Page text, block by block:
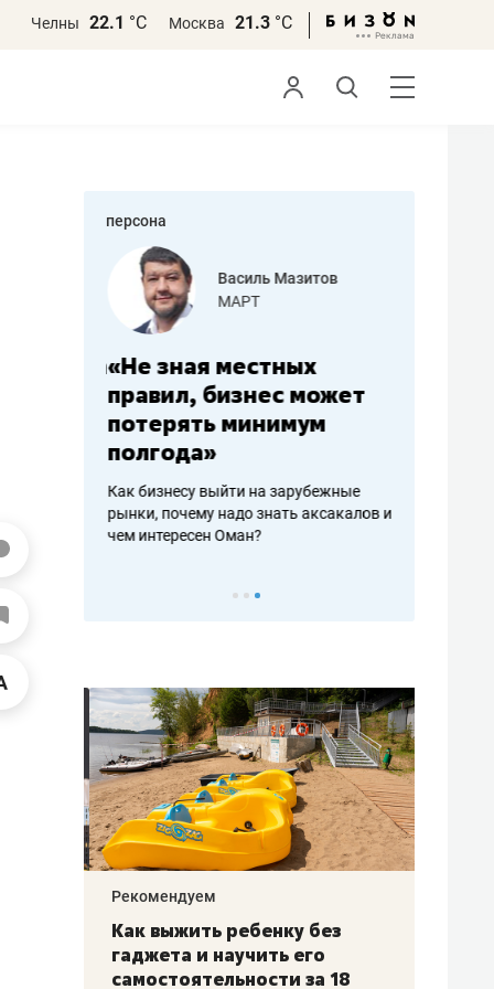
Челны 22.1 °С Москва 21.3 °С
персона
Василь Мазитов
МАРТ
«Не зная местных
правил, бизнес может
потерять минимум
полгода»
Как бизнесу выйти на зарубежные
рынки, почему надо знать аксакалов и
чем интересен Оман?
Рекомендуем
Как выжить ребенку без
гаджета и научить его
самостоятельности за 18